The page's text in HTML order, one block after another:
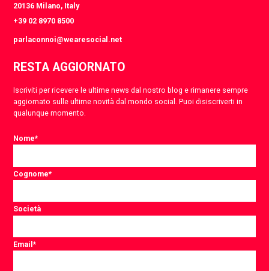
20136 Milano, Italy
+39 02 8970 8500
parlaconnoi@wearesocial.net
RESTA AGGIORNATO
Iscriviti per ricevere le ultime news dal nostro blog e rimanere sempre
aggiornato sulle ultime novità dal mondo social. Puoi disiscriverti in
qualunque momento.
Nome*
Cognome*
Società
Email*